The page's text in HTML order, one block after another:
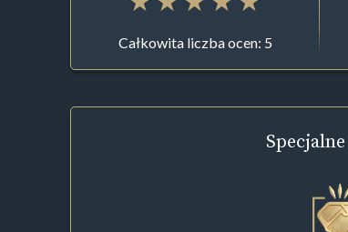
Całkowita liczba ocen: 5
Specjalne